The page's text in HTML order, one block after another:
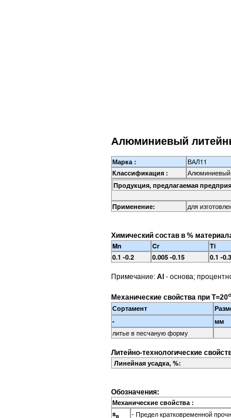
Алюминиевый
Марка : ВАЛ11
Классификация : Алюминиевый
Продукция, предлагаемая
Применение: для
Химический состав в %
Mn Cr Ti
0.1 -0.2
0.005 -0.15 0.1 -0.3
Примечание: Al - основа;
Механические свойства при Т=20o
Сортамент
-
мм
литье в песчаную форму
Литейно-технологические
Линейная усадка, %:
Обозначения:
Механические свойства :
sв - Предел кратковременной